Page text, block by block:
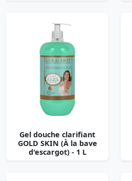
Gel douche clarifiant
GOLD SKIN (À la bave
d'escargot) - 1 L